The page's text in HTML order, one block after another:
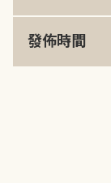
發佈時間